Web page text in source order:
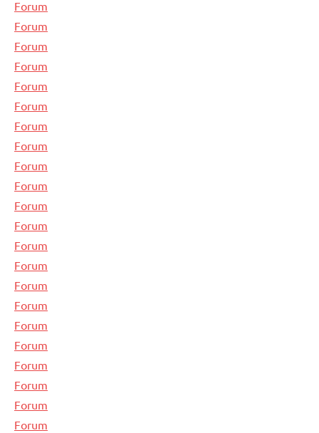
Forum
Forum
Forum
Forum
Forum
Forum
Forum
Forum
Forum
Forum
Forum
Forum
Forum
Forum
Forum
Forum
Forum
Forum
Forum
Forum
Forum
Forum